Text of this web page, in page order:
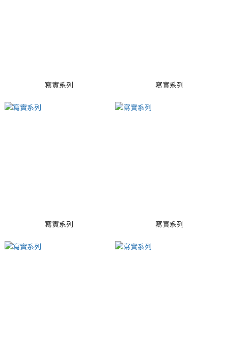
寫實系列 寫實系列
寫實系列 寫實系列